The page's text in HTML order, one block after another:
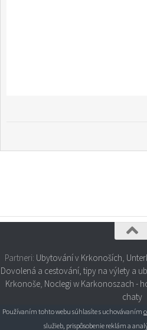
Partneri: Ubytování v Krkonoších,
Dovolená a cestování, tipy na výlety a
Krkonoše, Noclegi w Karkonoszach -
chaty
Používaním tohto webu súhlasíte s uchovávaním
služieb, prispôsobenie reklám a